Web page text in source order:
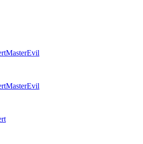
MasterEvil
MasterEvil